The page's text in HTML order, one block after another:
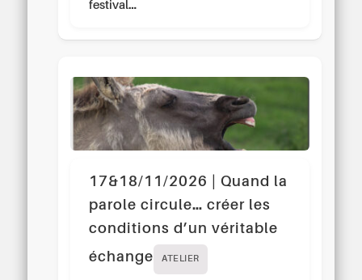
festival…
17&18/11/2026 | Quand la
parole circule… créer les
conditions d’un véritable
échange
ATELIER